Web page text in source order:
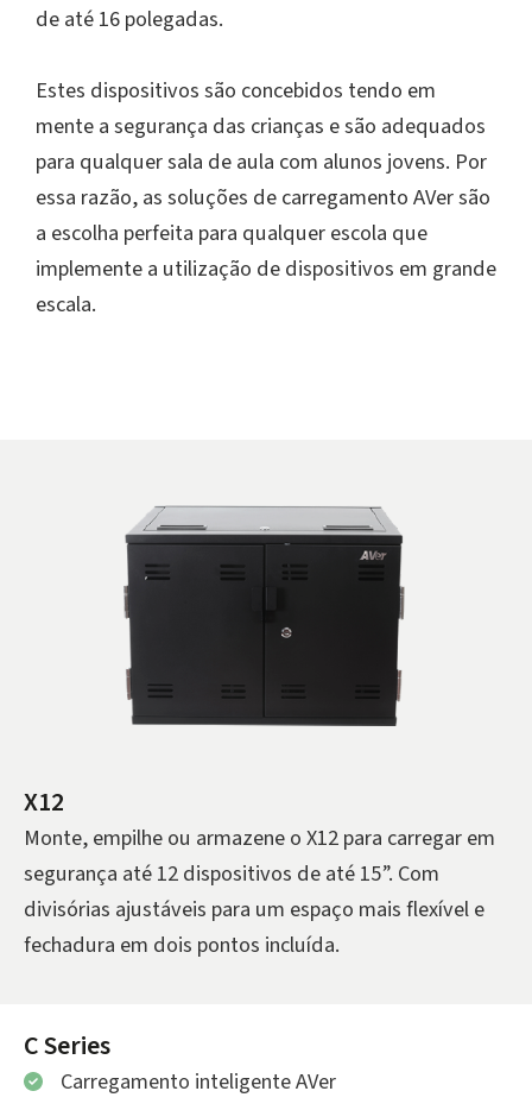
de até 16 polegadas.
Estes dispositivos são concebidos tendo em
mente a segurança das crianças e são adequados
para qualquer sala de aula com alunos jovens. Por
essa razão, as soluções de carregamento AVer são
a escolha perfeita para qualquer escola que
implemente a utilização de dispositivos em grande
escala.
X12
Monte, empilhe ou armazene o X12 para carregar em
segurança até 12 dispositivos de até 15”. Com
divisórias ajustáveis para um espaço mais flexível e
fechadura em dois pontos incluída.
C Series
Carregamento inteligente AVer